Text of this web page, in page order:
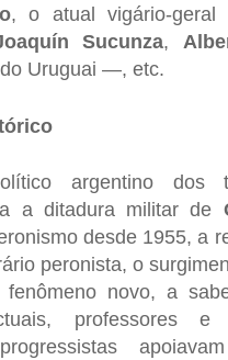
, o atual vigário-geral
Sucunza,
Uruguai —, etc.
argentino dos
a ditadura militar de
desde 1955, a
peronista, o
novo, a
professores e